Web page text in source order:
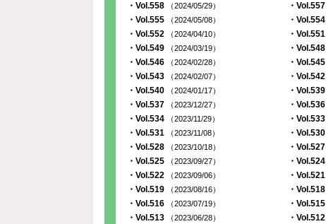
・Vol.558 （2024/05/29） ・Vol.557
・Vol.555 （2024/05/08） ・Vol.554
・Vol.552 （2024/04/10） ・Vol.551
・Vol.549 （2024/03/19） ・Vol.548
・Vol.546 （2024/02/28） ・Vol.545
・Vol.543 （2024/02/07） ・Vol.542
・Vol.540 （2024/01/17） ・Vol.539
・Vol.537 （2023/12/27） ・Vol.536
・Vol.534 （2023/11/29） ・Vol.533
・Vol.531 （2023/11/08） ・Vol.530
・Vol.528 （2023/10/18） ・Vol.527
・Vol.525 （2023/09/27） ・Vol.524
・Vol.522 （2023/09/06） ・Vol.521
・Vol.519 （2023/08/16） ・Vol.518
・Vol.516 （2023/07/19） ・Vol.515
・Vol.513 （2023/06/28） ・Vol.512